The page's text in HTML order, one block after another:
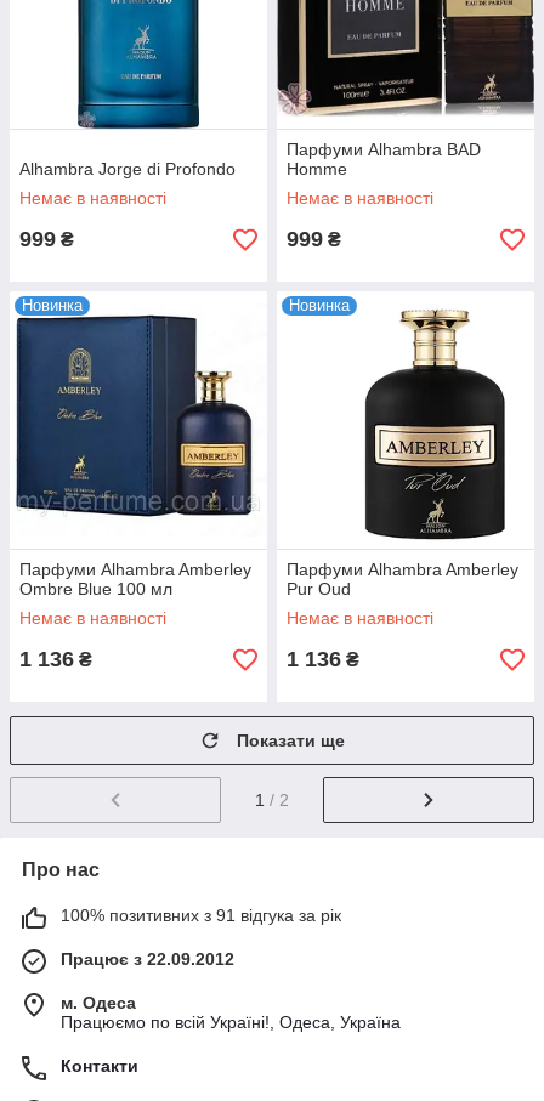
Alhambra Jorge di Profondo
Немає в наявності
999 ₴
Парфуми Alhambra BAD
Homme
Немає в наявності
999 ₴
Новинка
Парфуми Alhambra Amberley
Ombre Blue 100 мл
Немає в наявності
1 136 ₴
Новинка
Парфуми Alhambra Amberley
Pur Oud
Немає в наявності
1 136 ₴
Показати ще
1 / 2
Про нас
100% позитивних з 91 відгука за рік
Працює з 22.09.2012
м. Одеса
Працюємо по всій Україні!, Одеса, Україна
Контакти